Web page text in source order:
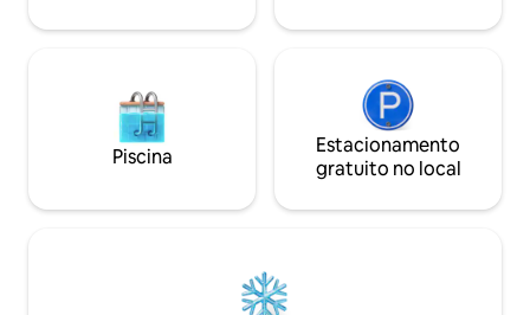
Piscina
Estacionamento
gratuito no local